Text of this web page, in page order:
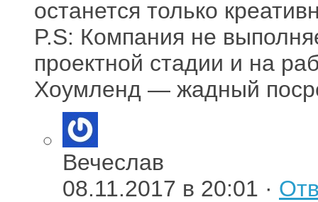
останется только
P.S: Компания не
проектной стадии и на
Хоумленд — жадный
Вечеслав
08.11.2017 в 20:01 ·